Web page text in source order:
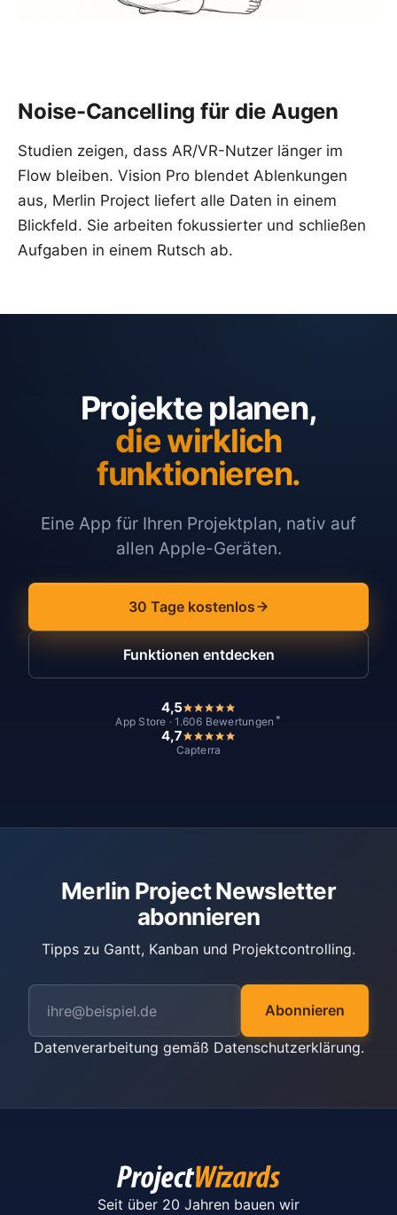
Noise-Cancelling für die Augen
Studien zeigen, dass AR/VR-Nutzer länger im
Flow bleiben. Vision Pro blendet Ablenkungen
aus, Merlin Project liefert alle Daten in einem
Blickfeld. Sie arbeiten fokussierter und schließen
Aufgaben in einem Rutsch ab.
Projekte planen,
die wirklich
funktionieren.
Eine App für Ihren Projektplan, nativ auf
allen Apple-Geräten.
30 Tage kostenlos
Funktionen entdecken
4,5
App Store · 1.606 Bewertungen *
4,7
Capterra
Merlin Project Newsletter
abonnieren
Tipps zu Gantt, Kanban und Projektcontrolling.
Abonnieren
Datenverarbeitung gemäß Datenschutzerklärung.
Seit über 20 Jahren bauen wir